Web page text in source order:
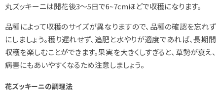
丸ズッキーニは開花後3～5日で6~7cmほどで収穫になります。
品種によって収穫のサイズが異なりますので、品種の確認を忘れず
にしましょう。穫り遅れせず、追肥と水やりが適度であれば、長期間
収穫を楽しむことができます。果実を大きくしすぎると、草勢が衰え、
病害にもあいやすくなるため注意しましょう。
花ズッキーニの調理法